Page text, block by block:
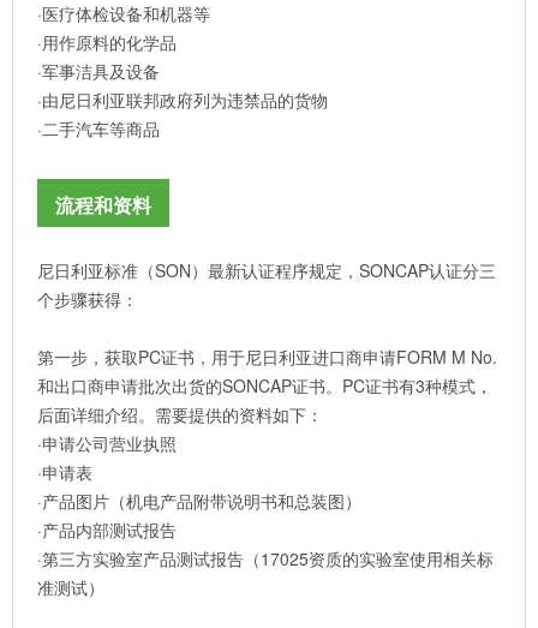
·医疗体检设备和机器等
·用作原料的化学品
·军事洁具及设备
·由尼日利亚联邦政府列为违禁品的货物
·二手汽车等商品
流程和资料
尼日利亚标准（SON）最新认证程序规定，SONCAP认证分三
个步骤获得：
第一步，获取PC证书，用于尼日利亚进口商申请FORM M No.
和出口商申请批次出货的SONCAP证书。PC证书有3种模式，
后面详细介绍。需要提供的资料如下：
·申请公司营业执照
·申请表
·产品图片（机电产品附带说明书和总装图）
·产品内部测试报告
·第三方实验室产品测试报告（17025资质的实验室使用相关标
准测试）